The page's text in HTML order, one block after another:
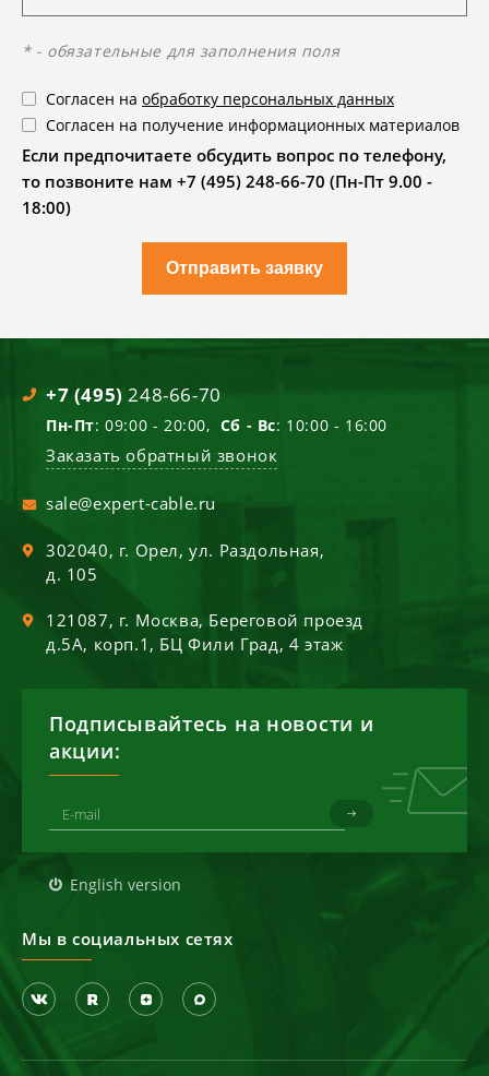
* - обязательные для заполнения поля
Согласен на обработку персональных данных
Согласен на получение информационных материалов
Если предпочитаете обсудить вопрос по телефону,
то позвоните нам +7 (495) 248-66-70 (Пн-Пт 9.00 -
18:00)
Отправить заявку
+7 (495) 248-66-70
Пн-Пт: 09:00 - 20:00, Сб - Вс: 10:00 - 16:00
Заказать обратный звонок
sale@expert-cable.ru
302040, г. Орел,ул. Раздольная,
д. 105
121087, г. Москва, Береговой проезд
д.5А, корп.1, БЦ Фили Град, 4 этаж
Подписывайтесь на новости и
акции:
English version
Мы в социальных сетях